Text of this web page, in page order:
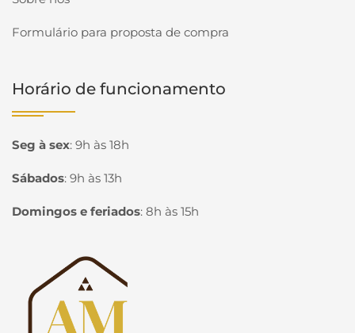
Formulário para proposta de compra
Horário de funcionamento
Seg à sex: 9h às 18h
Sábados: 9h às 13h
Domingos e feriados: 8h às 15h
Página inicial